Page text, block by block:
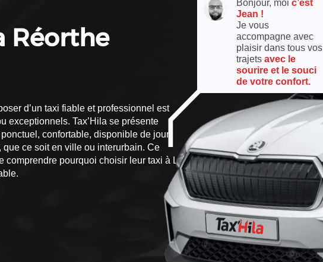
Réorthe
d’un taxi fiable et professionnel est
exceptionnels. Tax’Hila se présente
confortable, disponible de jour
ce soit en ville ou interurbain. Ce
comprendre pourquoi choisir leur taxi à La
Bonjour, moi c’est
Jean !
Je vous
accompagne avec
plaisir dans tous vos
trajets avec le
sourire et le souci
de votre confort.